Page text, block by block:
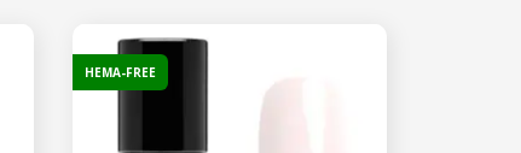
HEMA-FREE